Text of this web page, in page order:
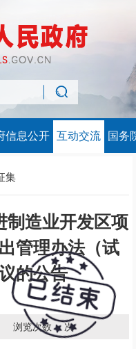
信息公开 互动交流 国务
集
制造业开发区项
管理办法（试
的公告
浏览次数： 次